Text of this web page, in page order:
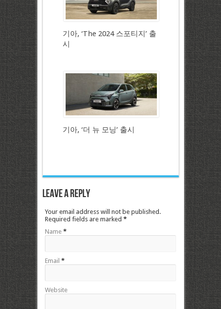
기아, ‘The 2024 스포티지’ 출
시
기아, ‘더 뉴 모닝’ 출시
Leave a Reply
Your email address will not be published.
Required fields are marked *
Name *
Email *
Website